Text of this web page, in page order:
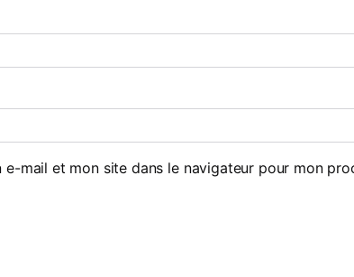
e-mail et mon site dans le navigateur pour mon